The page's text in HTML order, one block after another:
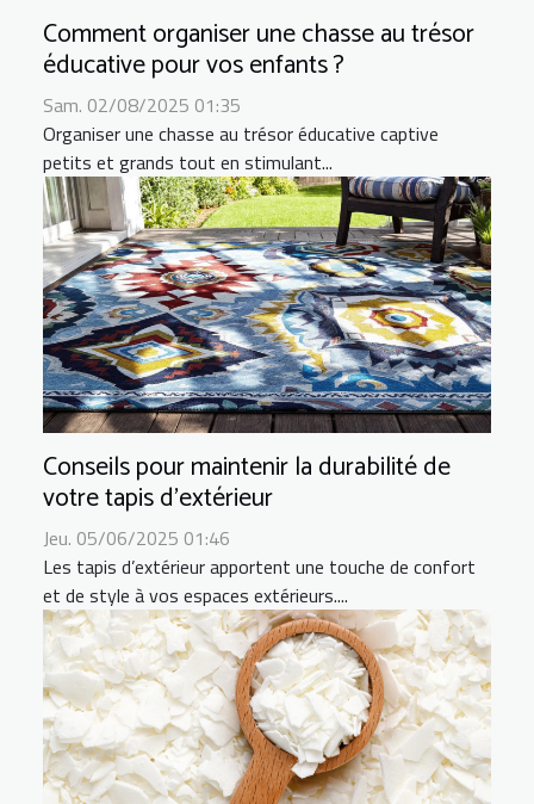
Comment organiser une chasse au trésor
éducative pour vos enfants ?
Sam. 02/08/2025 01:35
Organiser une chasse au trésor éducative captive
petits et grands tout en stimulant...
Conseils pour maintenir la durabilité de
votre tapis d'extérieur
Jeu. 05/06/2025 01:46
Les tapis d’extérieur apportent une touche de confort
et de style à vos espaces extérieurs....